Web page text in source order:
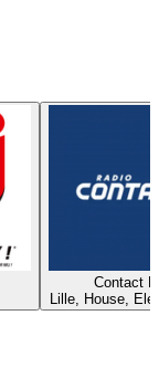
Contact
Lille, House,